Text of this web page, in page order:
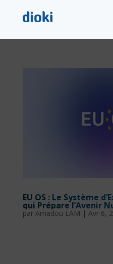
EU OS : Le Système
qui Prépare l’Avenir
par Amadou LAM | Avr 6,